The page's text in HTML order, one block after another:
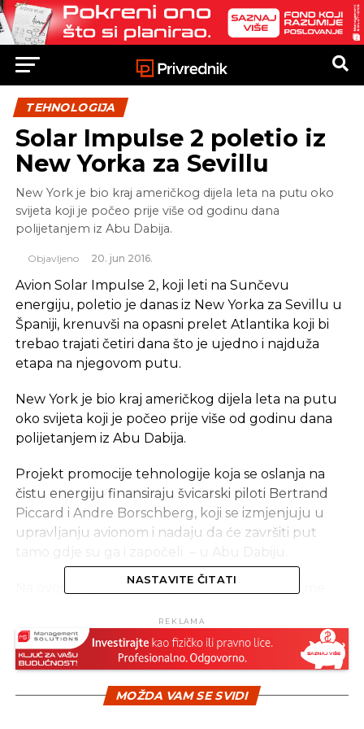
TEHNOLOGIJA
Solar Impulse 2 poletio iz
New Yorka za Sevillu
New York je bio kraj američkog dijela leta na putu oko
svijeta koji je počeo prije više od godinu dana
polijetanjem iz Abu Dabija.
Objavljeno 20. jun 2016.
Avion Solar Impulse 2, koji leti na Sunčevu
energiju, poletio je danas iz New Yorka za Sevillu u
Španiji, krenuvši na opasni prelet Atlantika koji bi
trebao trajati četiri dana što je ujedno i najduža
etapa na njegovom putu.
New York je bio kraj američkog dijela leta na putu
oko svijeta koji je počeo prije više od godinu dana
polijetanjem iz Abu Dabija.
Projekt promocije tehnologije koja se oslanja na
čistu energiju finansiraju švicarski piloti Bertrand
Piccard i Andre Borschberg, koji se izmjenjuju u
upravljanju avionom i nadaju da će završiti put
Na ovoj etapi avionom upravlja Piccard. „Evo me
kerozina“, stavio je na Tweeter prije polijetanja s
newyorkškog aerodroma JFK. Solar Impulse 2 put
je dosad odveo preko Indije, Mijanmara, Kine,
Japana i SAD-a.
NASTAVITE ČITATI
REKLAMA
MOŽDA VAM SE SVIDI